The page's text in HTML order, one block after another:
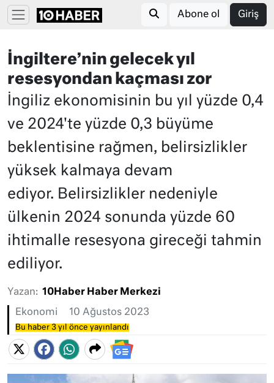
Abone ol Giriş
İngiltere’nin gelecek yıl
resesyondan kaçması zor
İngiliz ekonomisinin bu yıl yüzde 0,4
ve 2024'te yüzde 0,3 büyüme
beklentisine rağmen, belirsizlikler
yüksek kalmaya devam
ediyor. Belirsizlikler nedeniyle
ülkenin 2024 sonunda yüzde 60
ihtimalle resesyona gireceği tahmin
ediliyor.
Yazan: 10Haber Haber Merkezi
Ekonomi 10 Ağustos 2023
Bu haber 3 yıl önce yayınlandı